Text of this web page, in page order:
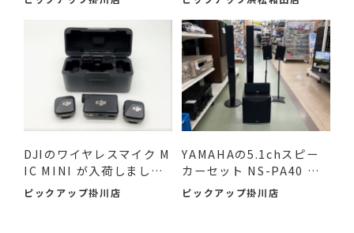
DJIのワイヤレスマイク M
IC MINI が入荷しまし
た！
ピックアップ掛川店
YAMAHAの5.1chスピー
カーセット NS-PA40 が
入荷し...
ピックアップ掛川店